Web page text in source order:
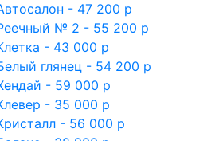
- 47 200 р
№ 2 - 55 200 р
- 43 000 р
глянец - 54 200 р
- 59 000 р
- 35 000 р
- 56 000 р